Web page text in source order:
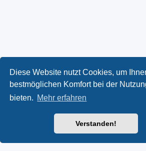
Diese Website nutzt Cookies, um
bestmöglichen Komfort bei der
bieten. Mehr erfahren
Verstanden!